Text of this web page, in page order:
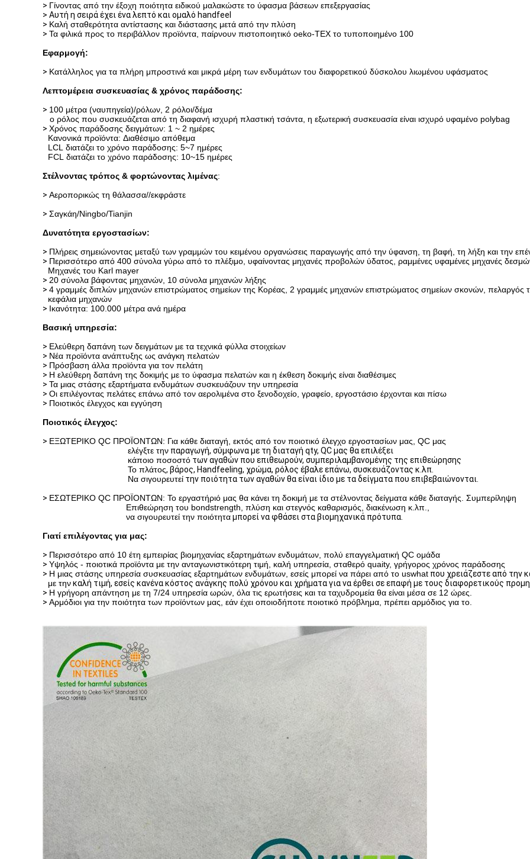
> Γίνοντας από την έξοχη ποιότητα ειδικού μαλακώστε το ύφασμα βάσεων επεξεργασίας
> Αυτή η σειρά έχει ένα λεπτό και ομαλό handfeel
> Καλή σταθερότητα αντίστασης και διάστασης μετά από την πλύση
> Τα φιλικά προς το περιβάλλον προϊόντα, παίρνουν πιστοποιητικό oeko-TEX το τυποποιημένο 100
Εφαρμογή:
> Κατάλληλος για τα πλήρη μπροστινά και μικρά μέρη των ενδυμάτων του διαφορετικού δύσκολου λιωμένου υφάσματος
Λεπτομέρεια συσκευασίας & χρόνος παράδοσης:
> 100 μέτρα (ναυπηγεία)/ρόλων, 2 ρόλοι/δέμα
ο ρόλος που συσκευάζεται από τη διαφανή ισχυρή πλαστική τσάντα, η εξωτερική συσκευασία είναι ισχυρό υφαμένο polybag
> Χρόνος παράδοσης δειγμάτων: 1 ~ 2 ημέρες
Κανονικά προϊόντα: Διαθέσιμο απόθεμα
LCL διατάζει το χρόνο παράδοσης: 5~7 ημέρες
FCL διατάζει το χρόνο παράδοσης: 10~15 ημέρες
Στέλνοντας τρόπος & φορτώνοντας λιμένας:
> Αεροπορικώς τη θάλασσα//εκφράστε
> Σαγκάη/Ningbo/Tianjin
Δυνατότητα εργοστασίων:
> Πλήρεις σημειώνοντας μεταξύ των γραμμών του κειμένου οργανώσεις παραγωγής από την ύφανση, τη βαφή, τη λήξη και την
> Περισσότερο από 400 σύνολα γύρω από το πλέξιμο, υφαίνοντας μηχανές προβολών ύδατος, ραμμένες υφαμένες μηχανές
Μηχανές του Karl mayer
> 20 σύνολα βάφοντας μηχανών, 10 σύνολα μηχανών λήξης
> 4 γραμμές διπλών μηχανών επιστρώματος σημείων της Κορέας, 2 γραμμές μηχανών επιστρώματος σημείων σκονών, πελαργός
κεφάλια μηχανών
> Ικανότητα: 100.000 μέτρα ανά ημέρα
Βασική υπηρεσία:
> Ελεύθερη δαπάνη των δειγμάτων με τα τεχνικά φύλλα στοιχείων
> Νέα προϊόντα ανάπτυξης ως ανάγκη πελατών
> Πρόσβαση άλλα προϊόντα για τον πελάτη
> Η ελεύθερη δαπάνη της δοκιμής με το ύφασμα πελατών και η έκθεση δοκιμής είναι διαθέσιμες
> Τα μιας στάσης εξαρτήματα ενδυμάτων συσκευάζουν την υπηρεσία
> Οι επιλέγοντας πελάτες επάνω από τον αερολιμένα στο ξενοδοχείο, γραφείο, εργοστάσιο έρχονται και πίσω
> Ποιοτικός έλεγχος και εγγύηση
Ποιοτικός έλεγχος:
> ΕΞΩΤΕΡΙΚΟ QC ΠΡΟΪΟΝΤΩΝ: Για κάθε διαταγή, εκτός από τον ποιοτικό έλεγχο εργοστασίων μας, QC μας
ελέγξτε την παραγωγή, σύμφωνα με τη διαταγή qty, QC μας θα επιλέξει
κάποιο ποσοστό των αγαθών που επιθεωρούν, συμπεριλαμβανομένης της επιθεώρησης
Το πλάτος, βάρος, Handfeeling, χρώμα, ρόλος έβαλε επάνω, συσκευάζοντας κ.λπ.
Να σιγουρευτεί την ποιότητα των αγαθών θα είναι ίδιο με ταδείγματα που επιβεβαιώνονται.
> ΕΣΩΤΕΡΙΚΟ QC ΠΡΟΪΟΝΤΩΝ: Το εργαστήριό μας θα κάνει τη δοκιμή με τα στέλνοντας δείγματα κάθε διαταγής. Συμπερίληψη
Επιθεώρηση του bondstrength, πλύση και στεγνός καθαρισμός, διακένωση κ.λπ.,
να σιγουρευτεί την ποιότηταμπορεί να φθάσει στα βιομηχανικά πρότυπα.
Γιατί επιλέγοντας για μας:
> Περισσότερο από 10 έτη εμπειρίας βιομηχανίας εξαρτημάτων ενδυμάτων, πολύ επαγγελματική QC ομάδα
> Υψηλός - ποιοτικά προϊόντα με την ανταγωνιστικότερη τιμή, καλή υπηρεσία, σταθερό quaity, γρήγορος χρόνος παράδοσης
> Η μιας στάσης υπηρεσία συσκευασίας εξαρτημάτων ενδυμάτων, εσείς μπορεί να πάρει από το uswhat που χρειάζεστε από την
με τηνκαλή τιμή, εσείς κανένα κόστος ανάγκης πολύ χρόνου και χρήματα για να έρθει σε επαφή με τους διαφορετικούς
> Η γρήγορη απάντηση με τη 7/24 υπηρεσία ωρών, όλα τις ερωτήσεις και τα ταχυδρομεία θα είναι μέσα σε 12 ώρες.
> Αρμόδιοι για την ποιότητα των προϊόντων μας, εάν έχει οποιοδήποτε ποιοτικό πρόβλημα, πρέπει αρμόδιος για το.